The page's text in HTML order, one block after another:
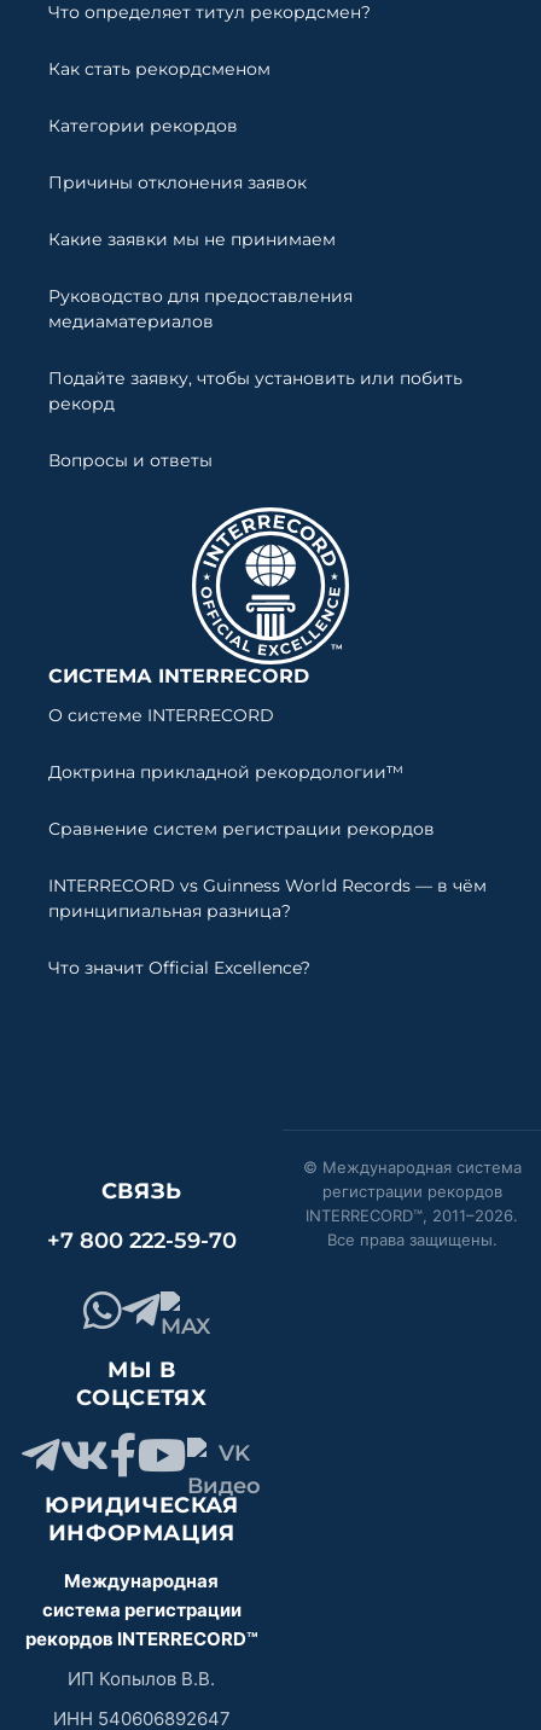
Что определяет титул рекордсмен?
Как стать рекордсменом
Категории рекордов
Причины отклонения заявок
Какие заявки мы не принимаем
Руководство для предоставления
медиаматериалов
Подайте заявку, чтобы установить или побить
рекорд
Вопросы и ответы
СИСТЕМА INTERRECORD
О системе INTERRECORD
Доктрина прикладной рекордологии™
Сравнение систем регистрации рекордов
INTERRECORD vs Guinness World Records — в чём
принципиальная разница?
Что значит Official Excellence?
СВЯЗЬ
+7 800 222-59-70
МЫ В
СОЦСЕТЯХ
ЮРИДИЧЕСКАЯ
ИНФОРМАЦИЯ
Международная
система регистрации
рекордов INTERRECORD™
ИП Копылов В.В.
ИНН 540606892647
© Международная система
регистрации рекордов
INTERRECORD™, 2011–2026.
Все права защищены.